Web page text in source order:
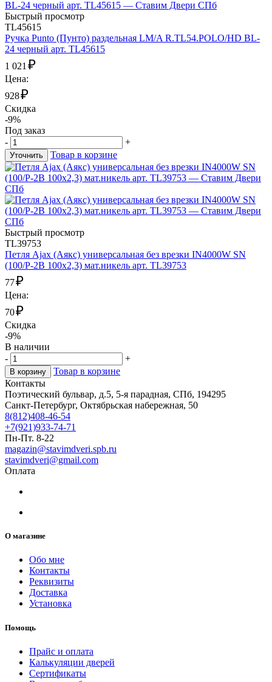
Быстрый просмотр
TL45615
Ручка Punto (Пунто) раздельная LM/A R.TL54.POLO/HD BL-
24 черный арт. TL45615
1 021₽
Цена:
928₽
Скидка
-9%
Под заказ
-
+
Уточнить Товар в корзине
Быстрый просмотр
TL39753
Петля Ajax (Аякс) универсальная без врезки IN4000W SN
(100/P-2B 100x2,3) мат.никель арт. TL39753
77₽
Цена:
70₽
Скидка
-9%
В наличии
-
+
В корзину
Товар в корзине
Контакты
Поэтический бульвар, д.5, 5-я парадная, СПб, 194295
Санкт-Петербург, Октябрьская набережная, 50
8(812)408-46-54
+7(921)933-74-71
Пн-Пт. 8-22
magazin@stavimdveri.spb.ru
stavimdveri@gmail.com
Оплата
О магазине
Обо мне
Контакты
Реквизиты
Доставка
Установка
Помощь
Прайс и оплата
Калькуляции дверей
Сертификаты